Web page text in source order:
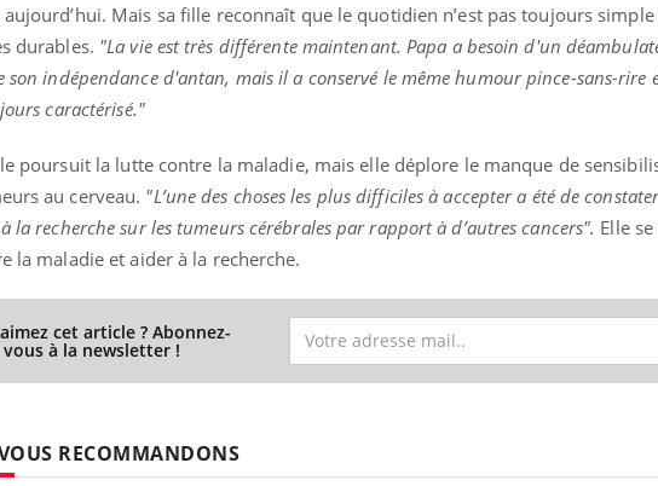
Mais sa fille reconnaît que le quotidien n’est pas toujours
durables. "La vie est très différente maintenant. Papa a besoin d'un
son indépendance d'antan, mais il a conservé le même humour pince-sans-
caractérisé."
poursuit la lutte contre la maladie, mais elle déplore le manque de
au cerveau. "L’une des choses les plus difficiles à accepter a été de
la recherche sur les tumeurs cérébrales par rapport à d’autres cancers". Elle
la maladie et aider à la recherche.
cet article ? Abonnez-
vous à la newsletter !
RECOMMANDONS